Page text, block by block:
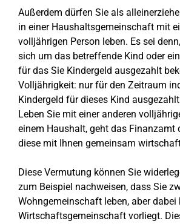
Außerdem dürfen Sie als
in einer Haushaltsgemeinschaft mit
volljährigen Person leben. Es sei
sich um das betreffende Kind oder
für das Sie Kindergeld ausgezahlt
Volljährigkeit: nur für den Zeitraum
Kindergeld für dieses Kind
Leben Sie mit einer anderen
einem Haushalt, geht das Finanzamt
diese mit Ihnen gemeinsam
Diese Vermutung können Sie
zum Beispiel nachweisen, dass Sie
Wohngemeinschaft leben, aber dabei
Wirtschaftsgemeinschaft vorliegt.